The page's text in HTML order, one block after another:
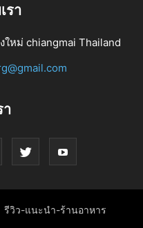
รา
ใหม่ chiangmai Thailand
า
รีวิว-แนะนำ-ร้านอาหาร